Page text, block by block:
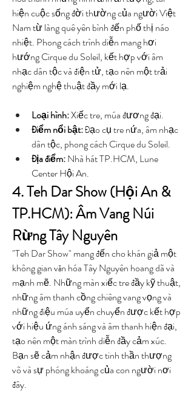
hiện cuộc sống đời thường của người Việt
Nam từ làng quê yên bình đến phố thị náo
nhiệt. Phong cách trình diễn mang hơi
hướng Cirque du Soleil, kết hợp với âm
nhạc dân tộc và điện tử, tạo nên một trải
nghiệm nghệ thuật đầy mới lạ.
Loại hình: Xiếc tre, múa đương đại.
Điểm nổi bật: Đạo cụ tre nứa, âm nhạc
dân tộc, phong cách Cirque du Soleil.
Địa điểm: Nhà hát TP.HCM, Lune
Center Hội An.
4. Teh Dar Show (Hội An &
TP.HCM): Âm Vang Núi
Rừng Tây Nguyên
"Teh Dar Show" mang đến cho khán giả một
không gian văn hóa Tây Nguyên hoang dã và
mạnh mẽ. Những màn xiếc tre đầy kỹ thuật,
những âm thanh cồng chiêng vang vọng và
những điệu múa uyển chuyển được kết hợp
với hiệu ứng ánh sáng và âm thanh hiện đại,
tạo nên một màn trình diễn đầy cảm xúc.
Bạn sẽ cảm nhận được tinh thần thượng
võ và sự phóng khoáng của con người nơi
đây.